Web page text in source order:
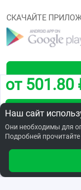
от 501.80
Забронировать
Заказать в
СКАЧАЙТЕ
Лицензии
Наш сайт
Они необходимы для
Подробней прочитайте